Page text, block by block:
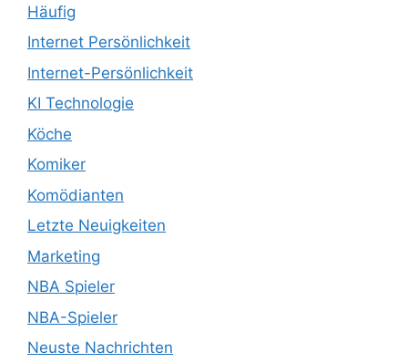
Häufig
Internet Persönlichkeit
Internet-Persönlichkeit
KI Technologie
Köche
Komiker
Komödianten
Letzte Neuigkeiten
Marketing
NBA Spieler
NBA-Spieler
Neuste Nachrichten